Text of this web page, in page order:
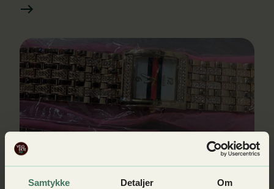
Samtykke Detaljer Om
Les mer om Dette er de mest piratkopierte varene